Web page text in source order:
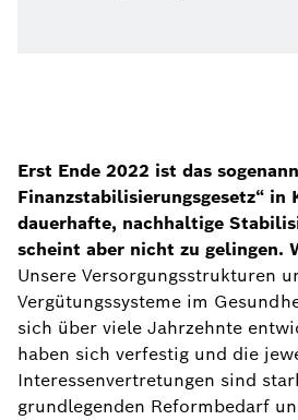
Erst Ende 2022 ist das
Finanzstabilisierungsgesetz“ in
dauerhafte, nachhaltige
scheint aber nicht zu gelingen.
Unsere Versorgungsstrukturen
Vergütungssysteme im
sich über viele Jahrzehnte
haben sich verfestig und die
Interessenvertretungen sind
grundlegenden Reformbedarf